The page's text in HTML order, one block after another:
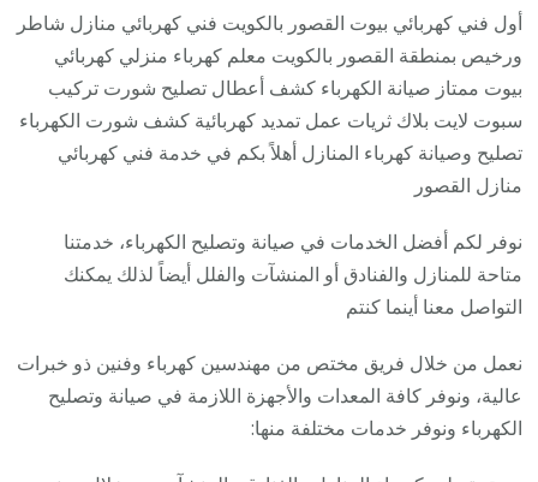
أول فني كهربائي بيوت القصور بالكويت فني كهربائي منازل شاطر
ورخيص بمنطقة القصور بالكويت معلم كهرباء منزلي كهربائي
بيوت ممتاز صيانة الكهرباء كشف أعطال تصليح شورت تركيب
سبوت لايت بلاك ثريات عمل تمديد كهربائية كشف شورت الكهرباء
تصليح وصيانة كهرباء المنازل أهلاً بكم في خدمة فني كهربائي
منازل القصور
نوفر لكم أفضل الخدمات في صيانة وتصليح الكهرباء، خدمتنا
متاحة للمنازل والفنادق أو المنشآت والفلل أيضاً لذلك يمكنك
التواصل معنا أينما كنتم
نعمل من خلال فريق مختص من مهندسين كهرباء وفنين ذو خبرات
عالية، ونوفر كافة المعدات والأجهزة اللازمة في صيانة وتصليح
الكهرباء ونوفر خدمات مختلفة منها: